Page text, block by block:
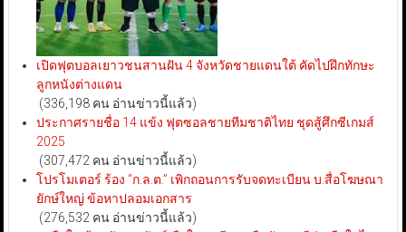
เปิดฟุตบอลเยาวชนสานฝัน 4 จังหวัดชายแดนใต้ คัดไปฝึกทักษะ
ลูกหนังต่างแดน
(336,198 คน อ่านข่าวนี้แล้ว)
ประกาศรายชื่อ 14 แข้ง ฟุตซอลชายทีมชาติไทย ชุดสู้ศึกซีเกมส์
2025
(307,472 คน อ่านข่าวนี้แล้ว)
โปรโมเตอร์ ร้อง “ก.ล.ต.” เพิกถอนการรับจดทะเบียน บ.สื่อโฆษณา
ยักษ์ใหญ่ ข้อหาปลอมเอกสาร
(276,532 คน อ่านข่าวนี้แล้ว)